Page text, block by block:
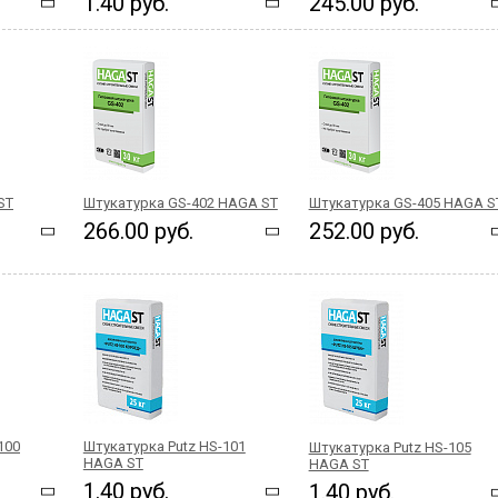
Штукатурка GS-402 HAGA ST
266.00 руб.
Штукатурка GS-405 HAGA
252.00 руб.
Штукатурка Putz HS-101
HAGA ST
1.40 руб.
Штукатурка Putz HS-105
HAGA ST
1.40 руб.